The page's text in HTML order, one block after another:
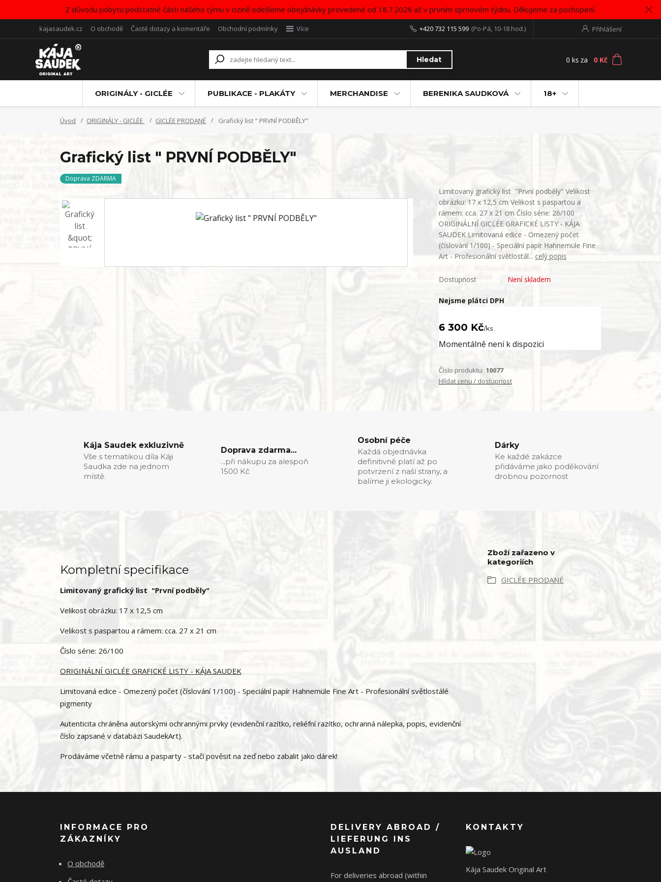
Z důvodu pobytu podstatné části našeho týmu v cizině odešleme obejdnávky provedené od 18.7.2026 až v prvním sprnovém týdnu. Děkujeme za pochopení.
kajasaudek.cz O obchodě Časté dotazy a komentáře Obchodní podmínky Více Přihlášení
Hledat
+420 732 115 599 (Po-Pá, 10-18 hod.)
0 ks za 0 Kč
ORIGINÁLY - GICLÉE PUBLIKACE - PLAKÁTY MERCHANDISE BERENIKA SAUDKOVÁ 18+
Úvod ORIGINÁLY - GICLÉE GICLÉE PRODANÉ Grafický list " PRVNÍ PODBĚLY"
Grafický list " PRVNÍ PODBĚLY"
Doprava ZDARMA
Limitovaný grafický list "První podběly" Velikost
obrázku: 17 x 12,5 cm Velikost s paspartou a
rámem: cca. 27 x 21 cm Číslo série: 26/100
ORIGINÁLNÍ GICLÉE GRAFICKÉ LISTY - KÁJA
SAUDEK Limitovaná edice - Omezený počet
(číslování 1/100) - Speciální papír Hahnemüle Fine
Art - Profesionální světlostál... celý popis
Dostupnost Není skladem
Nejsme plátci DPH
6 300 Kč/ks
Momentálně není k dispozici
Číslo produktu: 10077
Hlídat cenu / dostupnost
Kája Saudek exkluzivně
Vše s tematikou díla Káji
Saudka zde na jednom
místě.
Doprava zdarma...
...při nákupu za alespoň
1500 Kč
Osobní péče
Každá objednávka
definitivně platí až po
potvrzení z naší strany, a
balíme ji ekologicky.
Dárky
Ke každé zakázce
přidáváme jako poděkování
drobnou pozornost
Kompletní specifikace
Limitovaný grafický list "První podběly"
Velikost obrázku: 17 x 12,5 cm
Velikost s paspartou a rámem: cca. 27 x 21 cm
Číslo série: 26/100
ORIGINÁLNÍ GICLÉE GRAFICKÉ LISTY - KÁJA SAUDEK
Limitovaná edice - Omezený počet (číslování 1/100) - Speciální papír Hahnemüle Fine Art - Profesionální světlostálé
pigmenty
Autenticita chráněna autorskými ochrannými prvky (evidenční razítko, reliéfní razítko, ochranná nálepka, popis, evidenční
číslo zapsané v databázi SaudekArt).
Prodáváme včetně rámu a pasparty - stačí pověsit na zeď nebo zabalit jako dárek!
Zboží zařazeno v
kategoriích
GICLÉE PRODANÉ
INFORMACE PRO
ZÁKAZNÍKY
O obchodě
DELIVERY ABROAD /
LIEFERUNG INS
AUSLAND
For deliveries abroad (within
KONTAKTY
Kája Saudek Original Art